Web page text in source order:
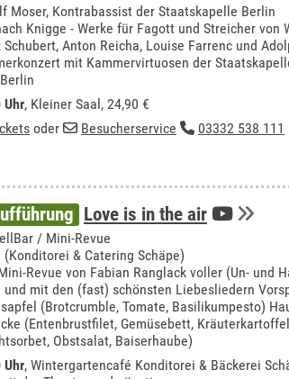
Moser, Kontrabassist der Staatskapelle Berlin
Knigge - Werke für Fagott und Streicher von
Schubert, Anton Reicha, Louise Farrenc und
mit Kammervirtuosen der
Uhr, Kleiner Saal, 24,90 €
oder Besucherservice 03332 538 111
Love is in the air
/ Mini-Revue
(Konditorei & Catering Schäpe)
Revue von Fabian Ranglack voller (Un- und
und mit den (fast) schönsten Liebesliedern
(Brotcrumble, Tomate, Basilikumpesto)
(Entenbrustfilet, Gemüsebett,
Obstsalat, Baiserhaube)
Uhr, Wintergartencafé Konditorei & Bäckerei